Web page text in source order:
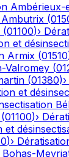
Ambérieux-
Ambutrix (
(01100)›
et
Armix (01510
Valromey (
(01380)›
et
(01100)›
et
)›
Bohas-